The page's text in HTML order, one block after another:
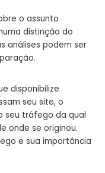
o assunto
distinção do
análises podem ser
disponibilize
seu site, o
seu tráfego da qual
onde se originou.
e sua importância